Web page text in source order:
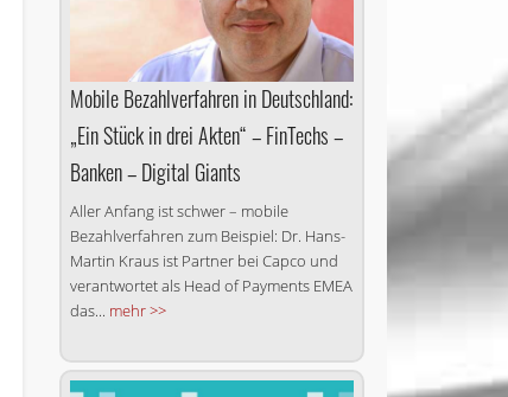
Mobile Bezahlverfahren in Deutschland:
„Ein Stück in drei Akten“ – FinTechs –
Banken – Digital Giants
Aller Anfang ist schwer – mobile
Bezahlverfahren zum Beispiel: Dr. Hans-
Martin Kraus ist Partner bei Capco und
verantwortet als Head of Payments EMEA
das... mehr >>